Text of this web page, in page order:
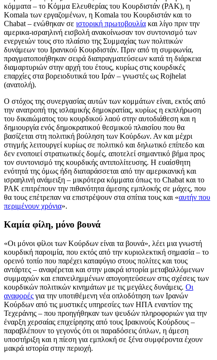
κόμματα – το Κόμμα Ελευθερίας του Κουρδιστάν (PAK), η
Komala των εργαζομένων, η Komala του Κουρδιστάν και το
Chabat – ενώθηκαν σε ιστορική πρωτοβουλία και λίγο πριν την
αμερικα-ισραηλινή εισβολή ανακοίνωσαν τον συντονισμό των
ενεργειών τους στο πλαίσιο της Συμμαχίας των πολιτικών
δυνάμεων του Ιρανικού Κουρδιστάν. Πριν από τη συμφωνία,
πραγματοποιήθηκαν σειρά διαπραγματεύσεων κατά τη διάρκεια
διαμαρτυριών στην αρχή του έτους, κυρίως στις κουρδικές
επαρχίες στα βορειοδυτικά του Ιράν – γνωστές ως Rojhelat
(ανατολή).
Ο στόχος της συνεργασίας αυτών των κομμάτων είναι, εκτός από
την ανατροπή της ισλαμικής δημοκρατίας, κυρίως η εκπλήρωση
του δικαιώματος του κουρδικού λαού στην αυτοδιάθεση και η
δημιουργία ενός δημοκρατικού θεσμικού πλαισίου που θα
βασίζεται στη πολιτική βούληση των Κούρδων. Αν και μέχρι
στιγμής λειτουργεί κυρίως σε πολιτικό και δηλωτικό επίπεδο και
δεν ενοποιεί στρατιωτικές δομές, αποτελεί σημαντικό βήμα προς
τον συντονισμό της κουρδικής αντιπολίτευσης. Η ευαίσθητη
ενότητά της όμως ήδη διαταράσσεται από την αμερικανική και
ισραηλινή ανάμειξη – μικρότερα κόμματα όπως το Chabat και το
PAK επιτρέπουν την πιθανότητα άμεσης εμπλοκής σε μάχες, που
θα τους επέτρεπαν να επιστρέψουν στα σπίτια τους και «αυτήν που
περιμένουν χρόνια».
Καμία φίλη, μόνο βουνά
«Οι μόνοι φίλοι των Κούρδων είναι τα βουνά», λέει μια γνωστή
κουρδική παροιμία, που εκτός από την κυριολεκτική σημασία – το
ορεινό τοπίο που παρέχει καταφύγιο στους πολίτες και τους
αντάρτες – αναφέρεται και στην μακρά ιστορία μεταβαλλόμενων
συμμαχιών και επανειλημμένων απογοητεύσεων στις σχέσεις των
κουρδικών πολιτικών κινημάτων με τις μεγάλες δυνάμεις. Οι
αναφορές για την υποτιθέμενη νέα οπλοδότηση των Ιρανών
Κούρδων από τις μυστικές υπηρεσίες των ΗΠΑ εναντίον της
Τεχεράνης – που προηγήθηκαν των ψευδών πληροφοριών για την
έναρξη χερσαίας επιχείρησης από τους Ιρακινούς Κούρδους –
παραβλέπουν το γεγονός ότι οι παραδόσεις όπλων, η άμεση
υποστήριξη και η πίεση για εμπλοκή σε ξένα συμφέροντα έχουν
μακρά ιστορία στην περιοχή.